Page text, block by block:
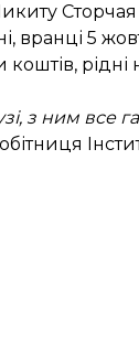
вранці 5
з ним все